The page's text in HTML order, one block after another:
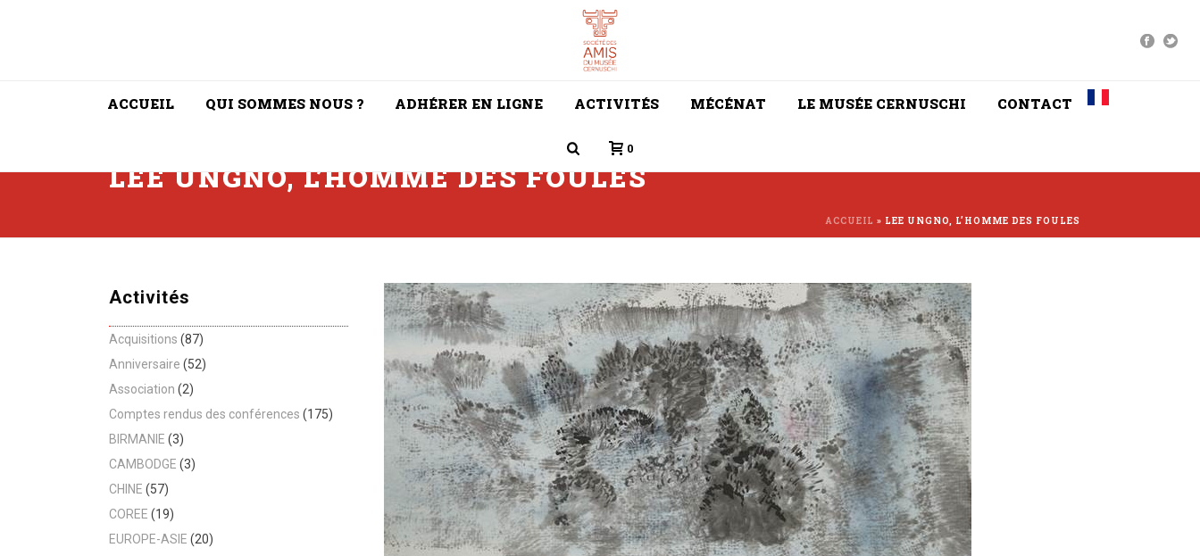
ACCUEIL QUI SOMMES NOUS ? ADHÉRER EN LIGNE ACTIVITÉS MÉCÉNAT LE MUSÉE CERNUSCHI CONTACT
0
LEE UNGNO, L’HOMME DES FOULES
ACCUEIL » LEE UNGNO, L’HOMME DES FOULES
Activités
Acquisitions (87)
Anniversaire (52)
Association (2)
Comptes rendus des conférences (175)
BIRMANIE (3)
CAMBODGE (3)
CHINE (57)
COREE (19)
EUROPE-ASIE (20)